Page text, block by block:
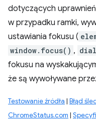
dotyczących
w przypadku ramki,
ustawiania fokusu (
window.focus() ,
fokusu na
że są wywoływane
Testowanie źródła | Błąd
ChromeStatus.com |